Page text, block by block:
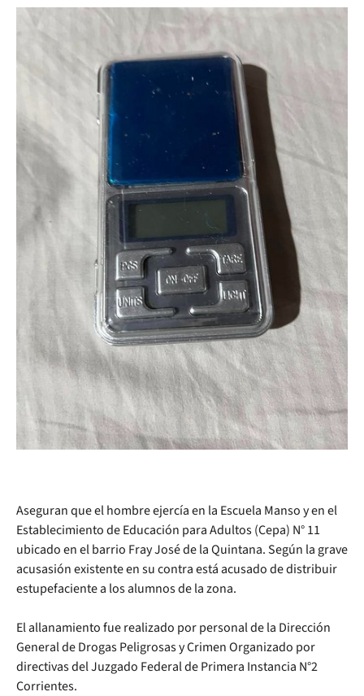
Aseguran que el hombre ejercía en la Escuela Manso y en el
Establecimiento de Educación para Adultos (Cepa) N° 11
ubicado en el barrio Fray José de la Quintana. Según la grave
acusasión existente en su contra está acusado de distribuir
estupefaciente a los alumnos de la zona.
El allanamiento fue realizado por personal de la Dirección
General de Drogas Peligrosas y Crimen Organizado por
directivas del Juzgado Federal de Primera Instancia N°2
Corrientes.